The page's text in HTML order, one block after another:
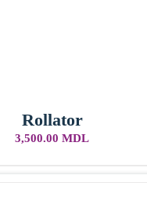
Rollator
3,500.00 MDL